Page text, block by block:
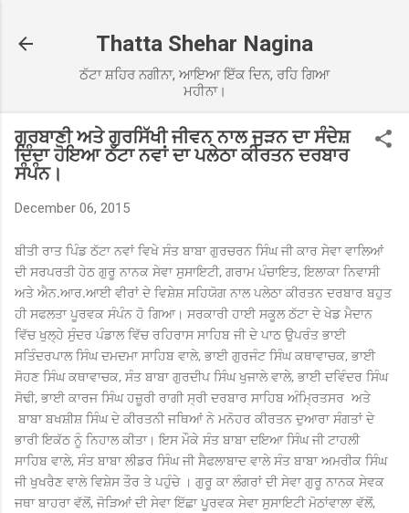
Thatta Shehar Nagina
ਠੱਟਾ ਸ਼ਹਿਰ ਨਗੀਨਾ, ਆਇਆ ਇੱਕ ਦਿਨ, ਰਹਿ ਗਿਆ
ਮਹੀਨਾ।
ਗੁਰਬਾਣੀ ਅਤੇ ਗੁਰਸਿੱਖੀ ਜੀਵਨ ਨਾਲ ਜੁੜਨ ਦਾ ਸੰਦੇਸ਼
ਦਿੰਦਾ ਹੋਇਆ ਠੱਟਾ ਨਵਾਂ ਦਾ ਪਲੇਠਾ ਕੀਰਤਨ ਦਰਬਾਰ
ਸੰਪੰਨ।
December 06, 2015
ਬੀਤੀ ਰਾਤ ਪਿੰਡ ਠੱਟਾ ਨਵਾਂ ਵਿਖੇ ਸੰਤ ਬਾਬਾ ਗੁਰਚਰਨ ਸਿੰਘ ਜੀ ਕਾਰ ਸੇਵਾ ਵਾਲਿਆਂ
ਦੀ ਸਰਪਰਤੀ ਹੇਠ ਗੁਰੂ ਨਾਨਕ ਸੇਵਾ ਸੁਸਾਇਟੀ, ਗਰਾਮ ਪੰਚਾਇਤ, ਇਲਾਕਾ ਨਿਵਾਸੀ
ਅਤੇ ਐਨ.ਆਰ.ਆਈ ਵੀਰਾਂ ਦੇ ਵਿਸ਼ੇਸ਼ ਸਹਿਯੋਗ ਨਾਲ ਪਲੇਠਾ ਕੀਰਤਨ ਦਰਬਾਰ ਬਹੁਤ
ਹੀ ਸਫਲਤਾ ਪੂਰਵਕ ਸੰਪੰਨ ਹੋ ਗਿਆ। ਸਰਕਾਰੀ ਹਾਈ ਸਕੂਲ ਠੱਟਾ ਦੇ ਖੇਡ ਮੈਦਾਨ
ਵਿੱਚ ਖੁਲ੍ਹੇ ਸੁੰਦਰ ਪੰਡਾਲ ਵਿੱਚ ਰਹਿਰਾਸ ਸਾਹਿਬ ਜੀ ਦੇ ਪਾਠ ਉਪਰੰਤ ਭਾਈ
ਸਤਿੰਦਰਪਾਲ ਸਿੰਘ ਦਮਦਮਾ ਸਾਹਿਬ ਵਾਲੇ, ਭਾਈ ਗੁਰਜੰਟ ਸਿੰਘ ਕਥਾਵਾਚਕ, ਭਾਈ
ਸੋਹਣ ਸਿੰਘ ਕਥਾਵਾਚਕ, ਸੰਤ ਬਾਬਾ ਗੁਰਦੀਪ ਸਿੰਘ ਖੁਜਾਲੇ ਵਾਲੇ, ਭਾਈ ਦਵਿੰਦਰ ਸਿੰਘ
ਸੋਢੀ, ਭਾਈ ਕਾਰਜ ਸਿੰਘ ਹਜ਼ੂਰੀ ਰਾਗੀ ਸ੍ਰੀ ਦਰਬਾਰ ਸਾਹਿਬ ਅੰਮ੍ਰਿਤਸਰ ਅਤੇ
ਬਾਬਾ ਬਖਸ਼ੀਸ਼ ਸਿੰਘ ਦੇ ਕੀਰਤਨੀ ਜਥਿਆਂ ਨੇ ਮਨੋਹਰ ਕੀਰਤਨ ਦੁਆਰਾ ਸੰਗਤਾਂ ਦੇ
ਭਾਰੀ ਇਕੱਠ ਨੂੰ ਨਿਹਾਲ ਕੀਤਾ। ਇਸ ਮੌਕੇ ਸੰਤ ਬਾਬਾ ਦਇਆ ਸਿੰਘ ਜੀ ਟਾਹਲੀ
ਸਾਹਿਬ ਵਾਲੇ, ਸੰਤ ਬਾਬਾ ਲੀਡਰ ਸਿੰਘ ਜੀ ਸੈਫਲਾਬਾਦ ਵਾਲੇ ਸੰਤ ਬਾਬਾ ਅਮਰੀਕ ਸਿੰਘ
ਜੀ ਖੁਖਰੈਣ ਵਾਲੇ ਵਿਸ਼ੇਸ ਤੌਰ ਤੇ ਪਹੁੰਚੇ । ਗੁਰੂ ਕਾ ਲੰਗਰਾਂ ਦੀ ਸੇਵਾ ਗੁਰੂ ਨਾਨਕ ਸੇਵਕ
ਜਥਾ ਬਾਹਰਾ ਵੱਲੋਂ, ਜੋੜਿਆਂ ਦੀ ਸੇਵਾ ਇੱਛਾ ਪੂਰਵਕ ਸੇਵਾ ਸੁਸਾਇਟੀ ਮੋਠਾਂਵਾਲਾ ਵੱਲੋਂ,